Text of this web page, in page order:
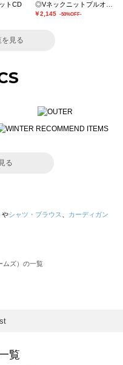
トCD
￥2,145 -50%OFF-
見る
る
やシャツ・ブラウス
カーディガン
ムズ）の一覧
サモスモス）の一覧
の一覧
覧